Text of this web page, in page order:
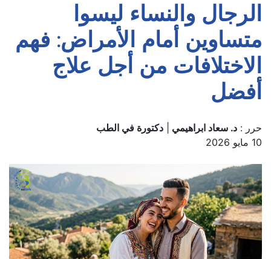
الرجال والنساء ليسوا
متساوين أمام الأمراض: فهم
الاختلافات من أجل علاج
أفضل
حرر : د. سعاد ابراهيمي
دكتورة في الطب
10 مايو 2026